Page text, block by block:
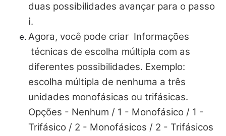
duas possibilidades avançar para o passo
i.
Agora, você pode criar Informações
técnicas de escolha múltipla com as
diferentes possibilidades. Exemplo:
escolha múltipla de nenhuma a três
unidades monofásicas ou trifásicas.
Opções - Nenhum / 1 - Monofásico / 1 -
Trifásico / 2 - Monofásicos / 2 - Trifásicos